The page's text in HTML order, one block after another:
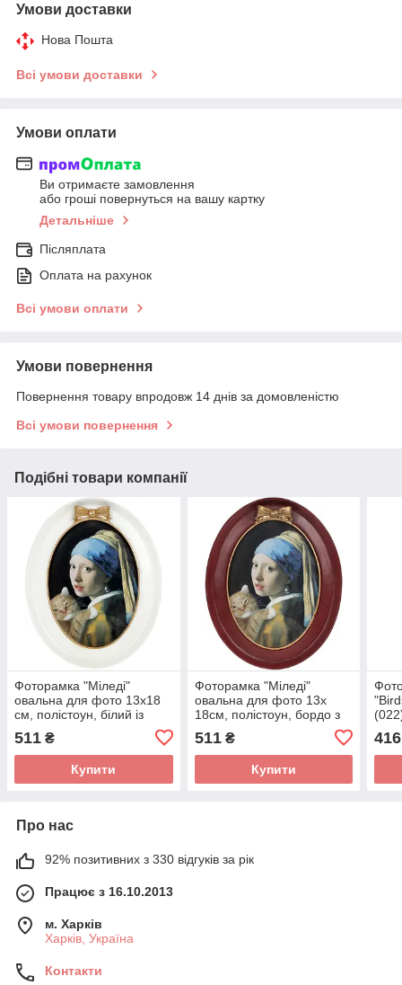
Умови доставки
Нова Пошта
Всі умови доставки
Умови оплати
Ви отримаєте замовлення
або гроші повернуться на вашу картку
Детальніше
Післяплата
Оплата на рахунок
Всі умови оплати
Умови повернення
Повернення товару впродовж 14 днів за домовленістю
Всі умови повернення
Подібні товари компанії
Фоторамка "Міледі"
овальна для фото 13х18
см, полістоун, білий із
511 ₴
Купити
Фоторамка "Міледі"
овальна для фото 13х
18см, полістоун, бордо з
511₴
Купити
416
Про нас
92% позитивних з 330 відгуків за рік
Працює з 16.10.2013
м. Харків
Харків, Україна
Контакти